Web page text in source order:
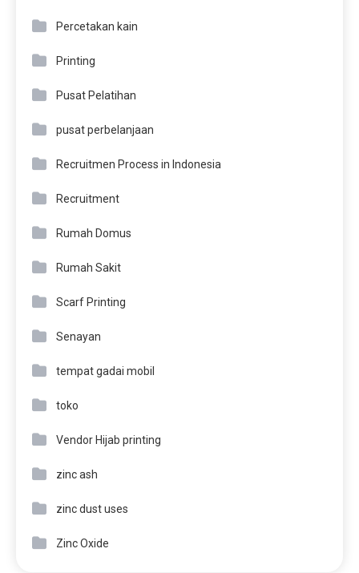
Percetakan kain
Printing
Pusat Pelatihan
pusat perbelanjaan
Recruitmen Process in Indonesia
Recruitment
Rumah Domus
Rumah Sakit
Scarf Printing
Senayan
tempat gadai mobil
toko
Vendor Hijab printing
zinc ash
zinc dust uses
Zinc Oxide